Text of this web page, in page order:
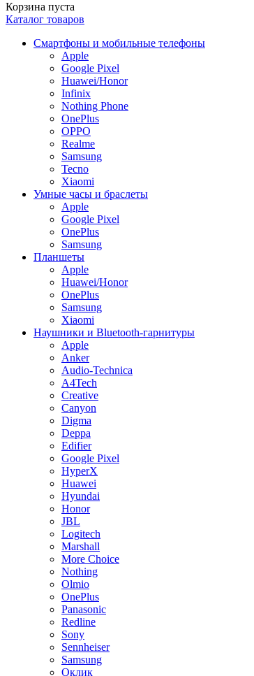
Корзина пуста
Каталог товаров
Смартфоны и мобильные телефоны
Apple
Google Pixel
Huawei/Honor
Infinix
Nothing Phone
OnePlus
OPPO
Realme
Samsung
Tecno
Xiaomi
Умные часы и браслеты
Apple
Google Pixel
OnePlus
Samsung
Планшеты
Apple
Huawei/Honor
OnePlus
Samsung
Xiaomi
Наушники и Bluetooth-гарнитуры
Apple
Anker
Audio-Technica
A4Tech
Creative
Canyon
Digma
Deppa
Edifier
Google Pixel
HyperX
Huawei
Hyundai
Honor
JBL
Logitech
Marshall
More Choice
Nothing
Olmio
OnePlus
Panasonic
Redline
Sony
Sennheiser
Samsung
Оклик